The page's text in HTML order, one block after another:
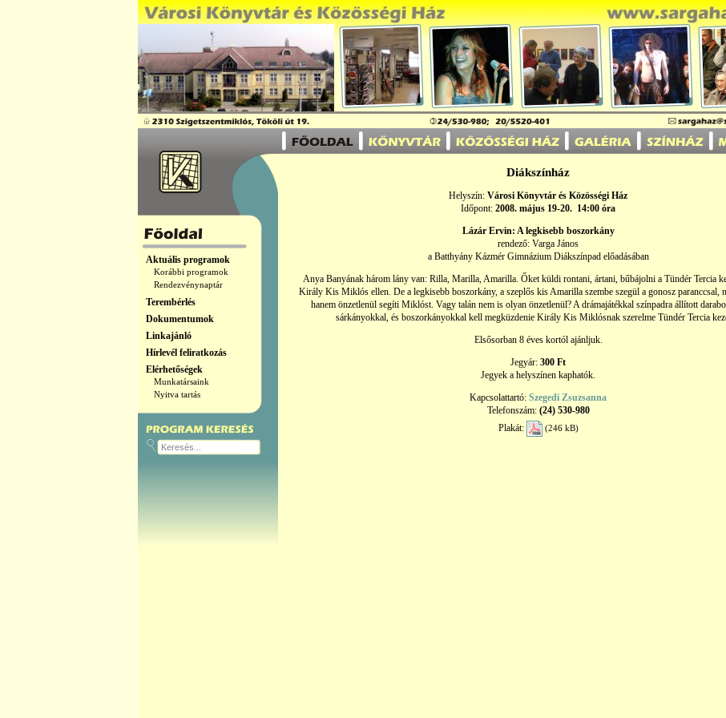
Aktuális programok
Korábbi programok
Rendezvénynaptár
Terembérlés
Dokumentumok
Linkajánló
Hírlevél feliratkozás
Elérhetőségek
Munkatársaink
Nyitva tartás
Diákszínház
Helyszín: Városi Könyvtár és Közösségi Ház
Időpont: 2008. május 19-20. 14:00 óra
Lázár Ervin: A legkisebb boszorkány
rendező: Varga János
a Batthyány Kázmér Gimnázium Diákszínpad előadásában
Anya Banyának három lány van: Rilla, Marilla, Amarilla. Őket küldi rontani, ártani, bűbájolni a Tündér Tercia
Király Kis Miklós ellen. De a legkisebb boszorkány, a szeplős kis Amarilla szembe szegül a gonosz paranccsal,
hanem önzetlenül segíti Miklóst. Vagy talán nem is olyan önzetlenül? A drámajátékkal színpadra állított
sárkányokkal, és boszorkányokkal kell megküzdenie Király Kis Miklósnak szerelme Tündér Tercia
Elsősorban 8 éves kortól ajánljuk.
Jegyár: 300 Ft
Jegyek a helyszínen kaphatók.
Kapcsolattartó: Szegedi Zsuzsanna
Telefonszám: (24) 530-980
Plakát:
(246 kB)